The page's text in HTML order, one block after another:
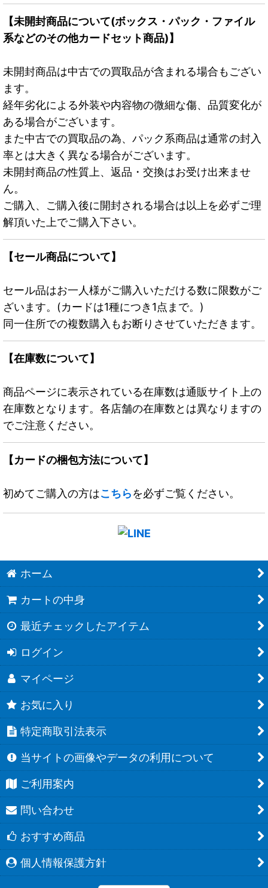
【未開封商品について(ボックス・パック・ファイル
系などのその他カードセット商品)】
未開封商品は中古での買取品が含まれる場合もござい
ます。
経年劣化による外装や内容物の微細な傷、品質変化が
ある場合がございます。
また中古での買取品の為、パック系商品は通常の封入
率とは大きく異なる場合がございます。
未開封商品の性質上、返品・交換はお受け出来ませ
ん。
ご購入、ご購入後に開封される場合は以上を必ずご理
解頂いた上でご購入下さい。
【セール商品について】
セール品はお一人様がご購入いただける数に限数がご
ざいます。(カードは1種につき1点まで。)
同一住所での複数購入もお断りさせていただきます。
【在庫数について】
商品ページに表示されている在庫数は通販サイト上の
在庫数となります。各店舗の在庫数とは異なりますの
でご注意ください。
【カードの梱包方法について】
初めてご購入の方はこちらを必ずご覧ください。
ホーム
カートの中身
最近チェックしたアイテム
ログイン
マイページ
お気に入り
特定商取引法表示
当サイトの画像やデータの利用について
ご利用案内
問い合わせ
おすすめ商品
個人情報保護方針